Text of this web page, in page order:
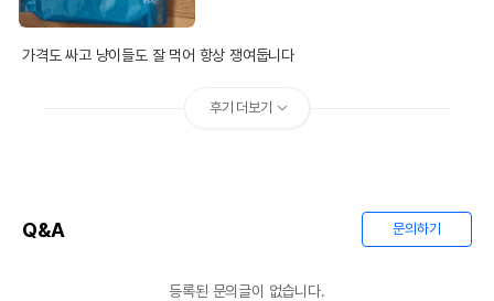
가격도 싸고 냥이들도 잘 먹어 항상 쟁여둡니다
후기 더보기
Q&A 문의하기
등록된 문의글이 없습니다.